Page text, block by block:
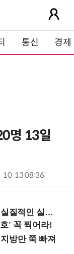
통신 경제
명 13일
10-13 08:36
유 (9/18 양재역)